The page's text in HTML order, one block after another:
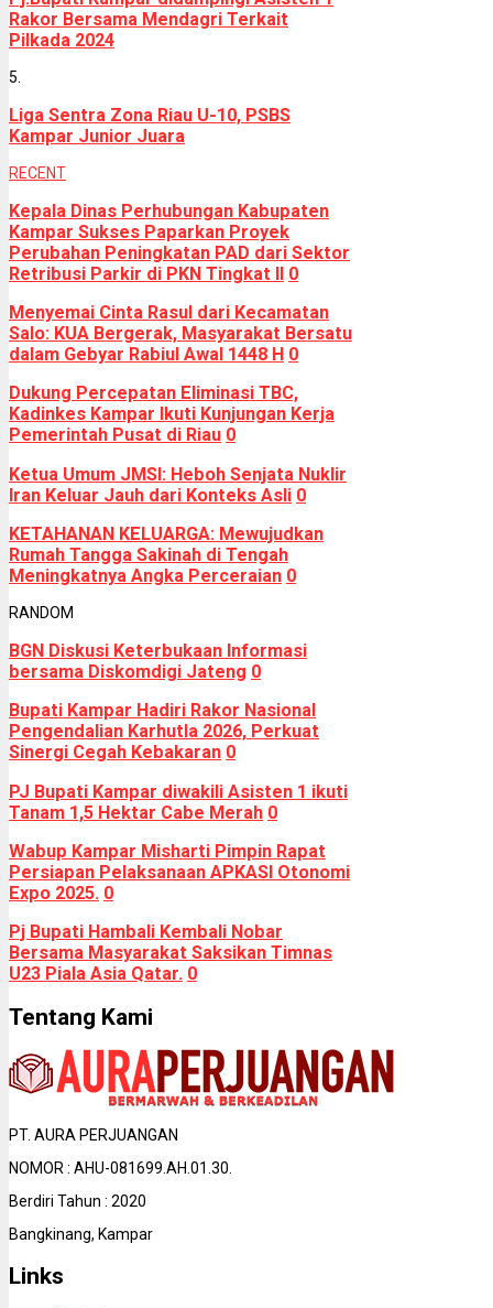
Rakor Bersama Mendagri Terkait
Pilkada 2024
5.
Liga Sentra Zona Riau U-10, PSBS
Kampar Junior Juara
RECENT
Kepala Dinas Perhubungan Kabupaten
Kampar Sukses Paparkan Proyek
Perubahan Peningkatan PAD dari Sektor
Retribusi Parkir di PKN Tingkat II 0
Menyemai Cinta Rasul dari Kecamatan
Salo: KUA Bergerak, Masyarakat Bersatu
dalam Gebyar Rabiul Awal 1448 H 0
Dukung Percepatan Eliminasi TBC,
Kadinkes Kampar Ikuti Kunjungan Kerja
Pemerintah Pusat di Riau 0
Ketua Umum JMSI: Heboh Senjata Nuklir
Iran Keluar Jauh dari Konteks Asli 0
KETAHANAN KELUARGA: Mewujudkan
Rumah Tangga Sakinah di Tengah
Meningkatnya Angka Perceraian 0
RANDOM
BGN Diskusi Keterbukaan Informasi
bersama Diskomdigi Jateng 0
Bupati Kampar Hadiri Rakor Nasional
Pengendalian Karhutla 2026, Perkuat
Sinergi Cegah Kebakaran 0
PJ Bupati Kampar diwakili Asisten 1 ikuti
Tanam 1,5 Hektar Cabe Merah 0
Wabup Kampar Misharti Pimpin Rapat
Persiapan Pelaksanaan APKASI Otonomi
Expo 2025. 0
Pj Bupati Hambali Kembali Nobar
Bersama Masyarakat Saksikan Timnas
U23 Piala Asia Qatar. 0
Tentang Kami
PT. AURA PERJUANGAN
NOMOR : AHU-081699.AH.01.30.
Berdiri Tahun : 2020
Bangkinang, Kampar
Links